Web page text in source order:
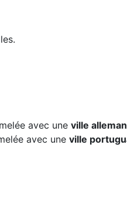
avec une ville
avec une ville